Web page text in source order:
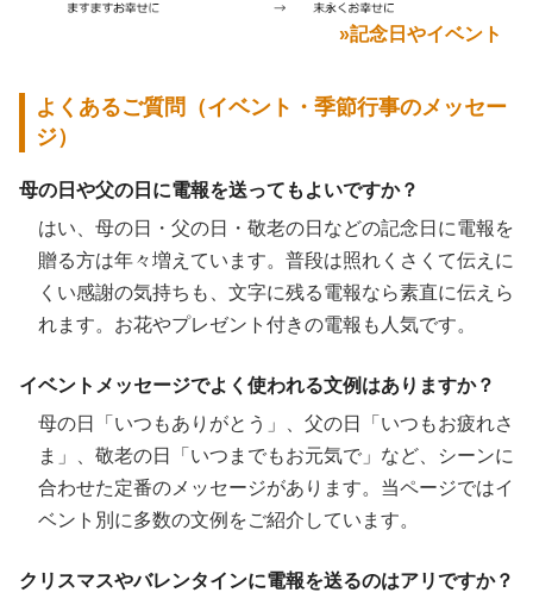
»記念日やイベント
よくあるご質問（イベント・季節行事のメッセー
ジ）
母の日や父の日に電報を送ってもよいですか？
はい、母の日・父の日・敬老の日などの記念日に電報を
贈る方は年々増えています。普段は照れくさくて伝えに
くい感謝の気持ちも、文字に残る電報なら素直に伝えら
れます。お花やプレゼント付きの電報も人気です。
イベントメッセージでよく使われる文例はありますか？
母の日「いつもありがとう」、父の日「いつもお疲れさ
ま」、敬老の日「いつまでもお元気で」など、シーンに
合わせた定番のメッセージがあります。当ページではイ
ベント別に多数の文例をご紹介しています。
クリスマスやバレンタインに電報を送るのはアリですか？